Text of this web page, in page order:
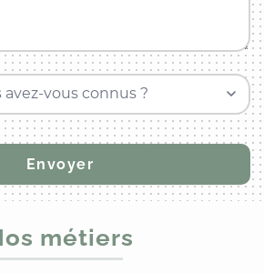
vous connus ?
métiers